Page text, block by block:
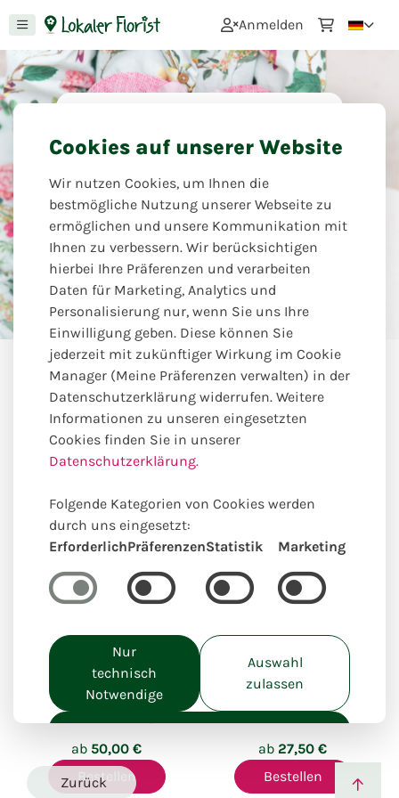
Anmelden
kommt noch besser an mit den
schönen Farben und Düften eines
schönen Blumenstraußes.
Blumen Eck
Anlässe Gute Besserung
Unsere online Auswahl hierzu
passender Produkte
Zurück
Einzigartig lokal kreiert
Sommer
Überraschung XL
ab 50,00 €
Bestellen
Einzigartig lokal kreiert
Pflückstrauß
ab 27,50 €
Bestellen
Cookies auf unserer Website
Wir nutzen Cookies, um Ihnen die
bestmögliche Nutzung unserer Webseite zu
ermöglichen und unsere Kommunikation mit
Ihnen zu verbessern. Wir berücksichtigen
hierbei Ihre Präferenzen und verarbeiten
Daten für Marketing, Analytics und
Personalisierung nur, wenn Sie uns Ihre
Einwilligung geben. Diese können Sie
jederzeit mit zukünftiger Wirkung im Cookie
Manager (Meine Präferenzen verwalten) in der
Datenschutzerklärung widerrufen. Weitere
Informationen zu unseren eingesetzten
Cookies finden Sie in unserer
Datenschutzerklärung.
Folgende Kategorien von Cookies werden
durch uns eingesetzt:
ErforderlichPräferenzenStatistik Marketing
Nur
technisch
Notwendige
Auswahl
zulassen
Alle akzeptieren